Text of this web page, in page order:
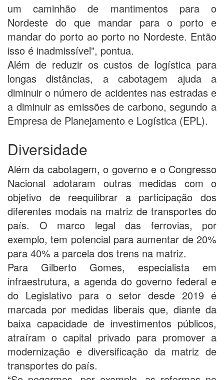
um caminhão de mantimentos para o
Nordeste do que mandar para o porto e
mandar do porto ao porto no Nordeste. Então
isso é inadmissível”, pontua.
Além de reduzir os custos de logística para
longas distâncias, a cabotagem ajuda a
diminuir o número de acidentes nas estradas e
a diminuir as emissões de carbono, segundo a
Empresa de Planejamento e Logística (EPL).
Diversidade
Além da cabotagem, o governo e o Congresso
Nacional adotaram outras medidas com o
objetivo de reequilibrar a participação dos
diferentes modais na matriz de transportes do
país. O marco legal das ferrovias, por
exemplo, tem potencial para aumentar de 20%
para 40% a parcela dos trens na matriz.
Para Gilberto Gomes, especialista em
infraestrutura, a agenda do governo federal e
do Legislativo para o setor desde 2019 é
marcada por medidas liberais que, diante da
baixa capacidade de investimentos públicos,
atraíram o capital privado para promover a
modernização e diversificação da matriz de
transportes do país.